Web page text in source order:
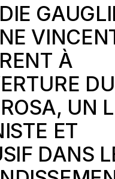
À
DU
UN
ET
DANS